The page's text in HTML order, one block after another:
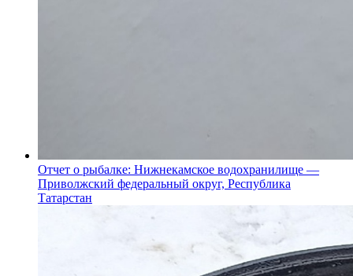
Отчет о рыбалке: Нижнекамское водохранилище —
Приволжский федеральный округ, Республика
Татарстан